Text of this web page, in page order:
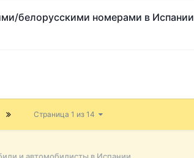
белорусскими номерами в Испании
Страница 1 из 14
и автомобилисты в Испании